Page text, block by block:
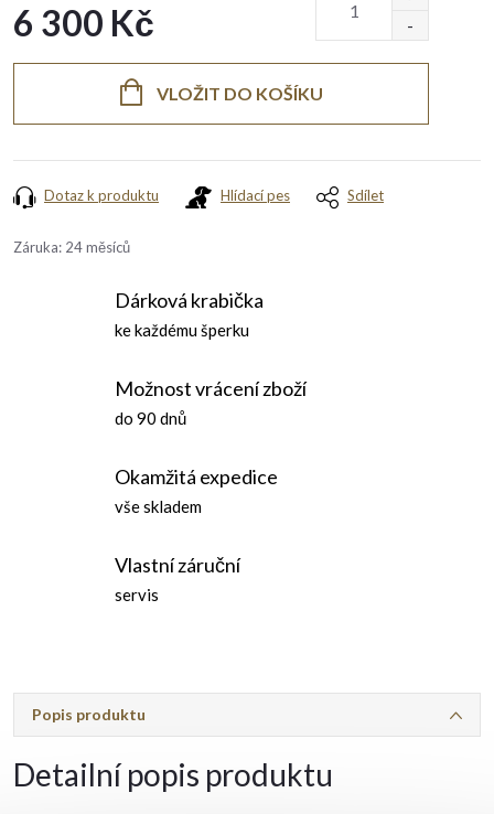
6 300 Kč
VLOŽIT DO KOŠÍKU
Dotaz k produktu Hlídací pes Sdílet
Záruka: 24 měsíců
Dárková krabička
ke každému šperku
Možnost vrácení zboží
do 90 dnů
Okamžitá expedice
vše skladem
Vlastní záruční
servis
Popis produktu
Detailní popis produktu